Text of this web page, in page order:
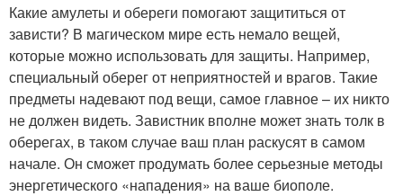
Какие амулеты и обереги помогают защититься от
зависти? В магическом мире есть немало вещей,
которые можно использовать для защиты. Например,
специальный оберег от неприятностей и врагов. Такие
предметы надевают под вещи, самое главное – их никто
не должен видеть. Завистник вполне может знать толк в
оберегах, в таком случае ваш план раскусят в самом
начале. Он сможет продумать более серьезные методы
энергетического «нападения» на ваше биополе.